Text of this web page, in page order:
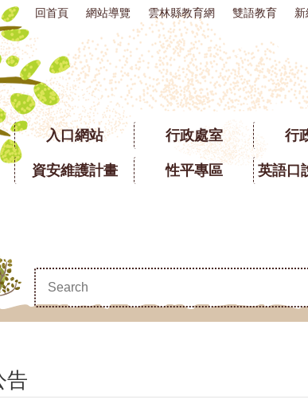
回首頁 網站導覽 雲林縣教育網 雙語教育
入口網站 行政處室 行
資安維護計畫 性平專區
告